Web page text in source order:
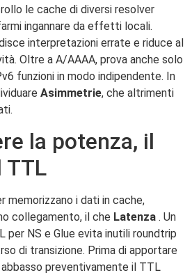
le cache di diversi resolver
ingannare da effetti locali.
interpretazioni errate e riduce al
Oltre a A/AAAA, prova anche solo
funzioni in modo indipendente. In
Asimmetrie, che altrimenti
la potenza, il
TTL
memorizzano i dati in cache,
collegamento, il che Latenza . Un
NS e Glue evita inutili roundtrip
di transizione. Prima di apportare
preventivamente il TTL